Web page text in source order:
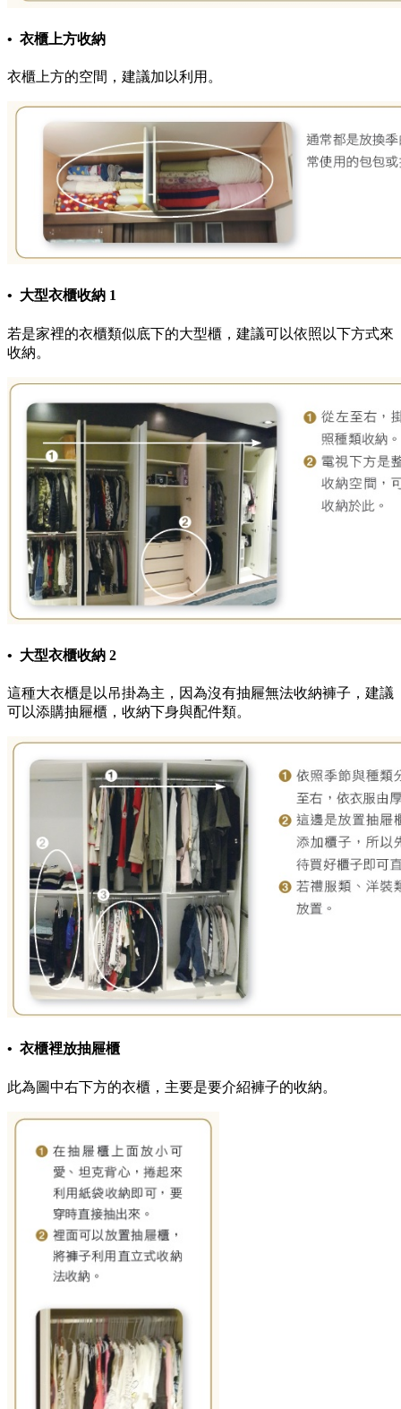
• 衣櫃上方收納
衣櫃上方的空間，建議加以利用。
• 大型衣櫃收納 1
若是家裡的衣櫃類似底下的大型櫃，建議可以依照以下方式來
收納。
• 大型衣櫃收納 2
這種大衣櫃是以吊掛為主，因為沒有抽屜無法收納褲子，建議
可以添購抽屜櫃，收納下身與配件類。
• 衣櫃裡放抽屜櫃
此為圖中右下方的衣櫃，主要是要介紹褲子的收納。